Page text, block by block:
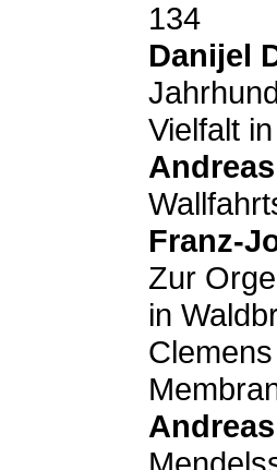
134
Danijel
Vielfalt
Franz-
Zur
in